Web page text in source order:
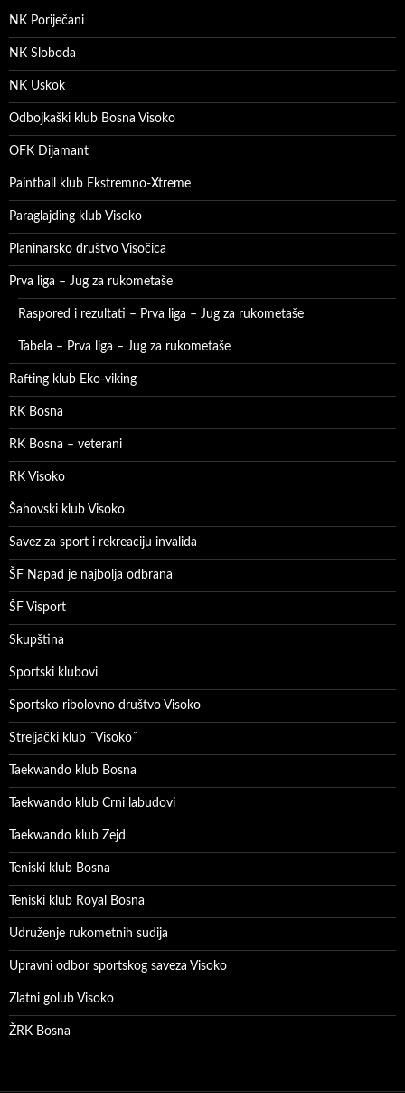
NK Poriječani
NK Sloboda
NK Uskok
Odbojkaški klub Bosna Visoko
OFK Dijamant
Paintball klub Ekstremno-Xtreme
Paraglajding klub Visoko
Planinarsko društvo Visočica
Prva liga – Jug za rukometaše
Raspored i rezultati – Prva liga – Jug za rukometaše
Tabela – Prva liga – Jug za rukometaše
Rafting klub Eko-viking
RK Bosna
RK Bosna – veterani
RK Visoko
Šahovski klub Visoko
Savez za sport i rekreaciju invalida
ŠF Napad je najbolja odbrana
ŠF Visport
Skupština
Sportski klubovi
Sportsko ribolovno društvo Visoko
Streljački klub ˝Visoko˝
Taekwando klub Bosna
Taekwando klub Crni labudovi
Taekwando klub Zejd
Teniski klub Bosna
Teniski klub Royal Bosna
Udruženje rukometnih sudija
Upravni odbor sportskog saveza Visoko
Zlatni golub Visoko
ŽRK Bosna